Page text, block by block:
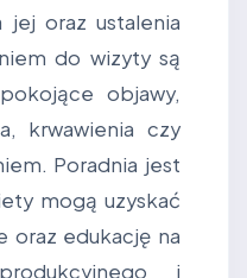
oraz ustalenia
do wizyty są
objawy,
krwawienia czy
Poradnia jest
mogą uzyskać
oraz edukację na
i